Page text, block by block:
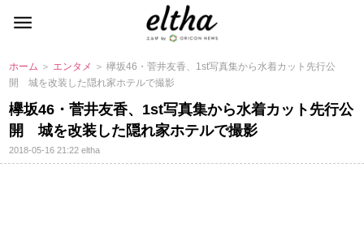
ホーム ＞ エンタメ ＞ 欅坂46・菅井友香、1st写真集から水着カット先行公
開 城を改装した隠れ家ホテルで撮影
欅坂46・菅井友香、1st写真集から水着カット先行公
開 城を改装した隠れ家ホテルで撮影
2018-05-16 21:22eltha